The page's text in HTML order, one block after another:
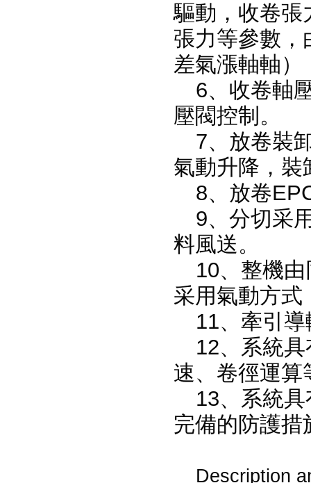
驅動，收卷張
張力等參數，
差氣漲軸軸）
6、收卷軸
壓閥控制。
7、放卷裝
氣動升降，裝
8、放卷
9、分切采
料風送。
10、整機
采用氣動方式
11、牽引
12、系統
速、卷徑運算
13、系統
完備的防護措
Description